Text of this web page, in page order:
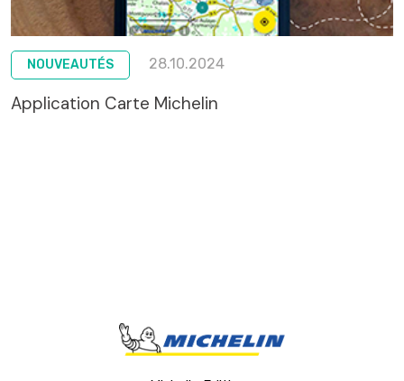
NOUVEAUTÉS 28.10.2024
Application Carte Michelin